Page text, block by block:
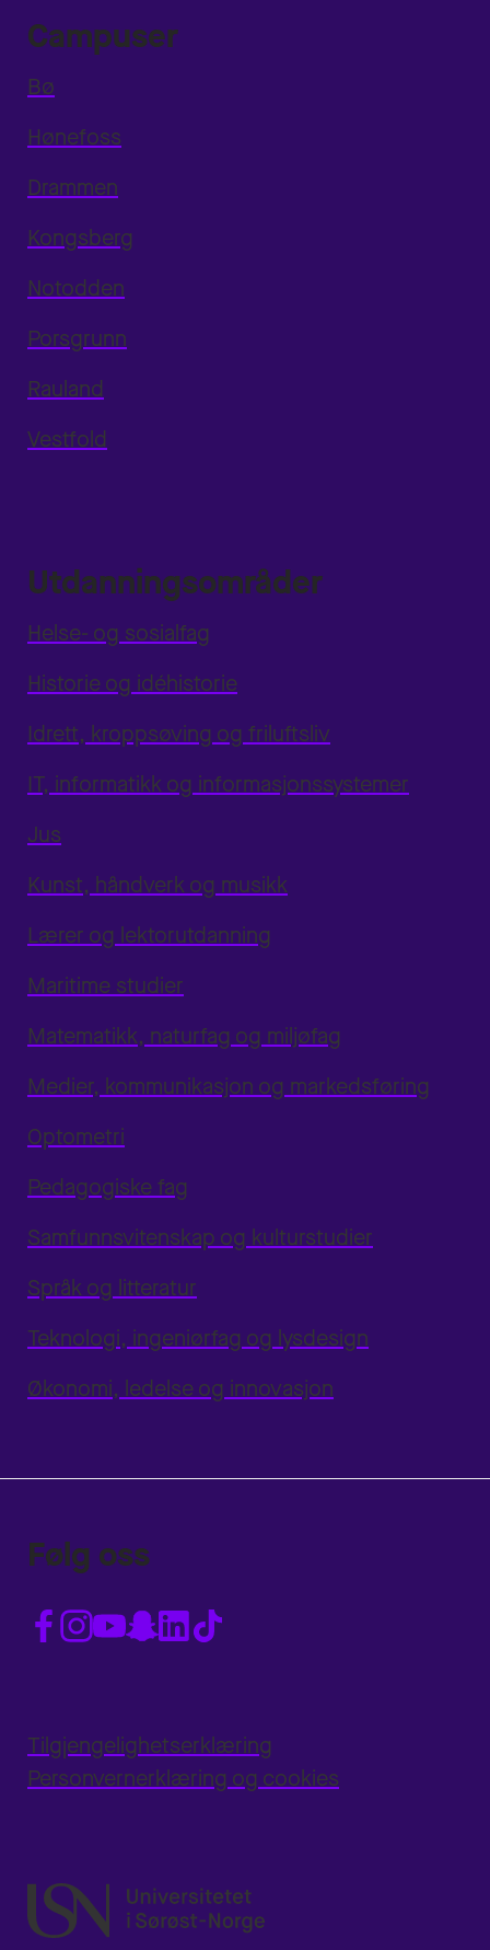
Campuser
Bø
Hønefoss
Drammen
Kongsberg
Notodden
Porsgrunn
Rauland
Vestfold
Utdanningsområder
Helse- og sosialfag
Historie og idéhistorie
Idrett, kroppsøving og friluftsliv
IT, informatikk og informasjonssystemer
Jus
Kunst, håndverk og musikk
Lærer og lektorutdanning
Maritime studier
Matematikk, naturfag og miljøfag
Medier, kommunikasjon og markedsføring
Optometri
Pedagogiske fag
Samfunnsvitenskap og kulturstudier
Språk og litteratur
Teknologi, ingeniørfag og lysdesign
Økonomi, ledelse og innovasjon
Følg oss
Tilgjengelighetserklæring
Personvernerklæring og cookies